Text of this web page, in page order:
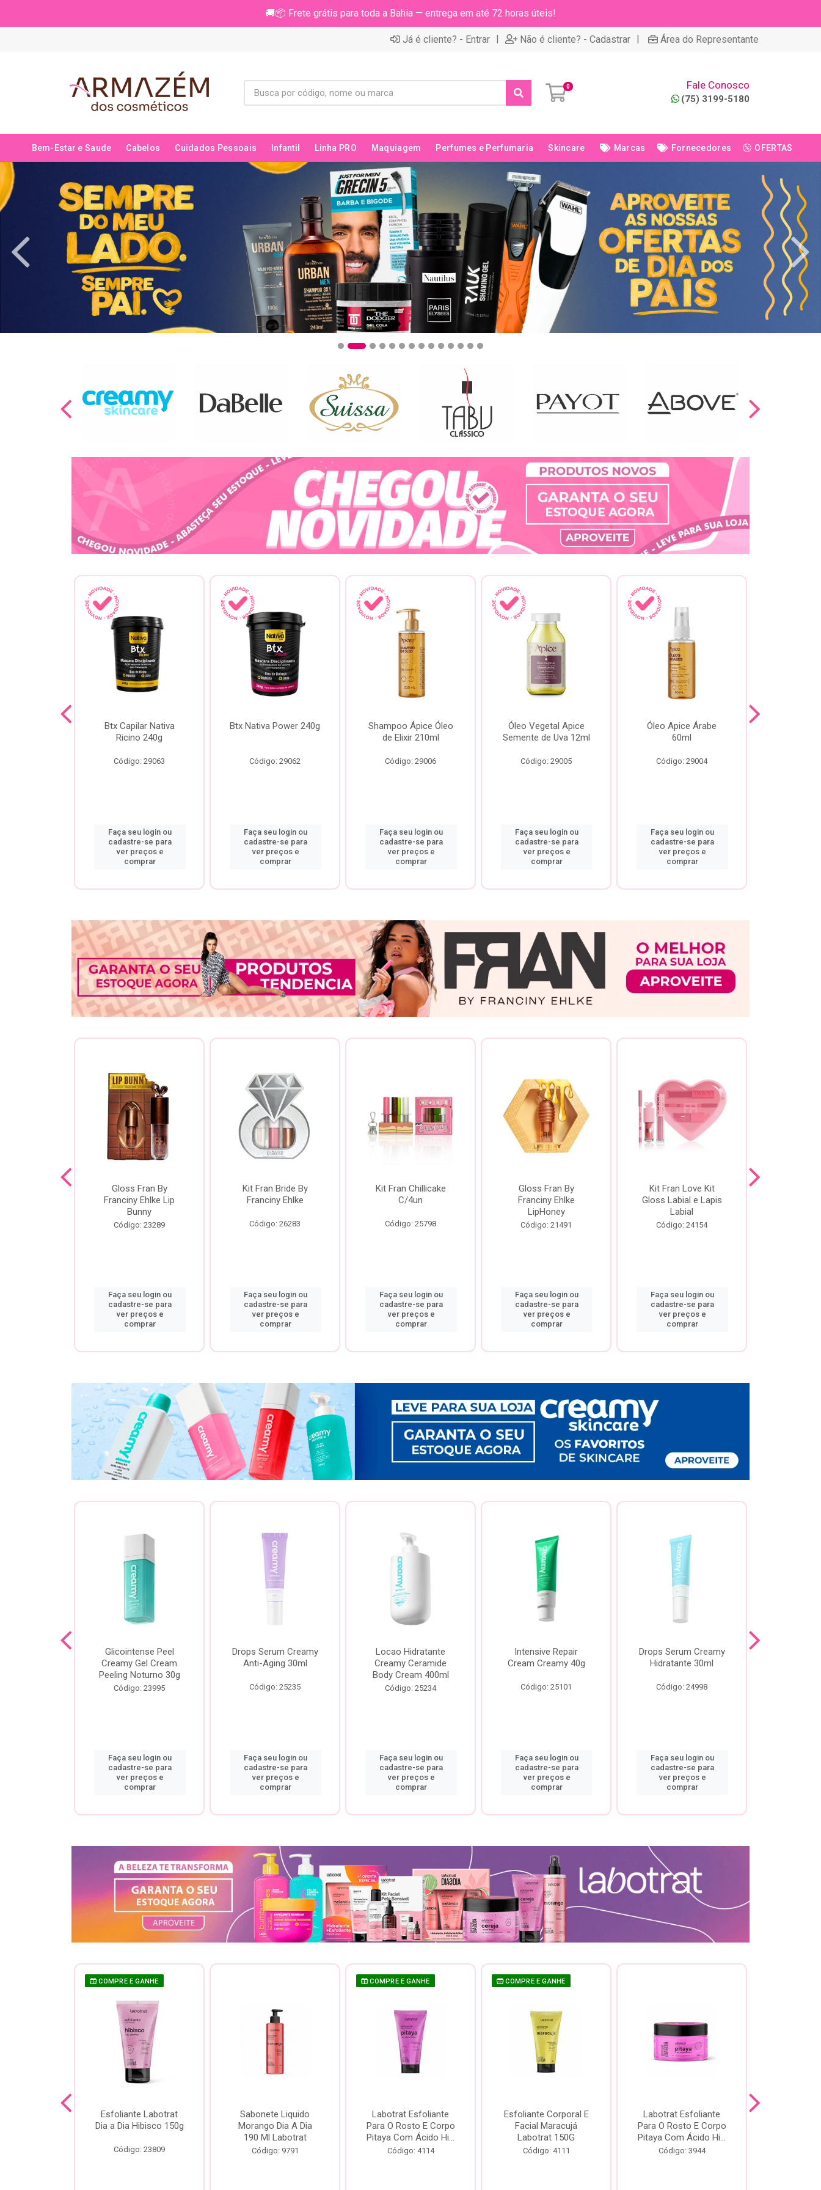
🚚📦 Frete grátis para toda a Bahia — entrega em até 72 horas úteis!
Já é cliente? - Entrar | Não é cliente? - Cadastrar | Área do Representante
0 Fale Conosco
(75) 3199-5180
Bem-Estar e Saude Cabelos Cuidados Pessoais Infantil Linha PRO Maquiagem Perfumes e Perfumaria Skincare Marcas Fornecedores OFERTAS
Btx Capilar Nativa
Ricino 240g
Código: 29063
Faça seu login ou
cadastre-se para
ver preços e
comprar
Btx Nativa Power 240g
Código: 29062
Faça seu login ou
cadastre-se para
ver preços e
comprar
Shampoo Ápice Óleo
de Elixir 210ml
Código: 29006
Faça seu login ou
cadastre-se para
ver preços e
comprar
Óleo Vegetal Apice
Semente de Uva 12ml
Código: 29005
Faça seu login ou
cadastre-se para
ver preços e
comprar
Óleo Apice Árabe
60ml
Código: 29004
Faça seu login ou
cadastre-se para
ver preços e
comprar
Gloss Fran By
Franciny Ehlke Lip
Bunny
Código: 23289
Faça seu login ou
cadastre-se para
ver preços e
comprar
Kit Fran Bride By
Franciny Ehlke
Código: 26283
Faça seu login ou
cadastre-se para
ver preços e
comprar
Kit Fran Chillicake
C/4un
Código: 25798
Faça seu login ou
cadastre-se para
ver preços e
comprar
Gloss Fran By
Franciny Ehlke
LipHoney
Código: 21491
Faça seu login ou
cadastre-se para
ver preços e
comprar
Kit Fran Love Kit
Gloss Labial e Lapis
Labial
Código: 24154
Faça seu login ou
cadastre-se para
ver preços e
comprar
Glicointense Peel
Creamy Gel Cream
Peeling Noturno 30g
Código: 23995
Faça seu login ou
cadastre-se para
ver preços e
comprar
Drops Serum Creamy
Anti-Aging 30ml
Código: 25235
Faça seu login ou
cadastre-se para
ver preços e
comprar
Locao Hidratante
Creamy Ceramide
Body Cream 400ml
Código: 25234
Faça seu login ou
cadastre-se para
ver preços e
comprar
Intensive Repair
Cream Creamy 40g
Código: 25101
Faça seu login ou
cadastre-se para
ver preços e
comprar
Drops Serum Creamy
Hidratante 30ml
Código: 24998
Faça seu login ou
cadastre-se para
ver preços e
comprar
COMPRE E GANHE
Esfoliante Labotrat
Dia a Dia Hibisco 150g
Código: 23809
Sabonete Liquido
Morango Dia A Dia
190 Ml Labotrat
Código: 9791
COMPRE E GANHE
Labotrat Esfoliante
Para O Rosto E Corpo
Pitaya Com Ácido Hi...
Código: 4114
COMPRE E GANHE
Esfoliante Corporal E
Facial Maracujá
Labotrat 150G
Código: 4111
Labotrat Esfoliante
Para O Rosto E Corpo
Pitaya Com Ácido Hi...
Código: 3944